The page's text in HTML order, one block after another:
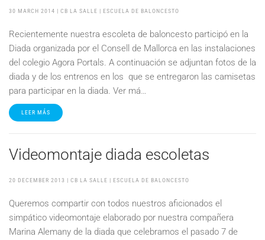
30 MARCH 2014 | CB LA SALLE | ESCUELA DE BALONCESTO
Recientemente nuestra escoleta de baloncesto participó en la
Diada organizada por el Consell de Mallorca en las instalaciones
del colegio Agora Portals. A continuación se adjuntan fotos de la
diada y de los entrenos en los que se entregaron las camisetas
para participar en la diada. Ver má…
LEER MÁS
Videomontaje diada escoletas
20 DECEMBER 2013 | CB LA SALLE | ESCUELA DE BALONCESTO
Queremos compartir con todos nuestros aficionados el
simpático videomontaje elaborado por nuestra compañera
Marina Alemany de la diada que celebramos el pasado 7 de